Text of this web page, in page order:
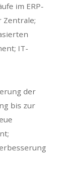
im ERP-
Zentrale;
IT-
der
bis zur